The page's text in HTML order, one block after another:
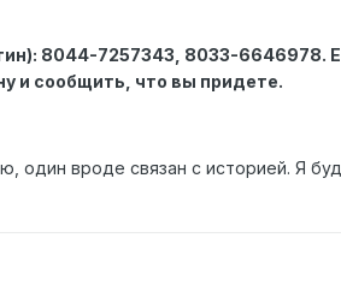
8044-7257343, 8033-6646978.
и сообщить, что вы придете.
один вроде связан с историей. Я